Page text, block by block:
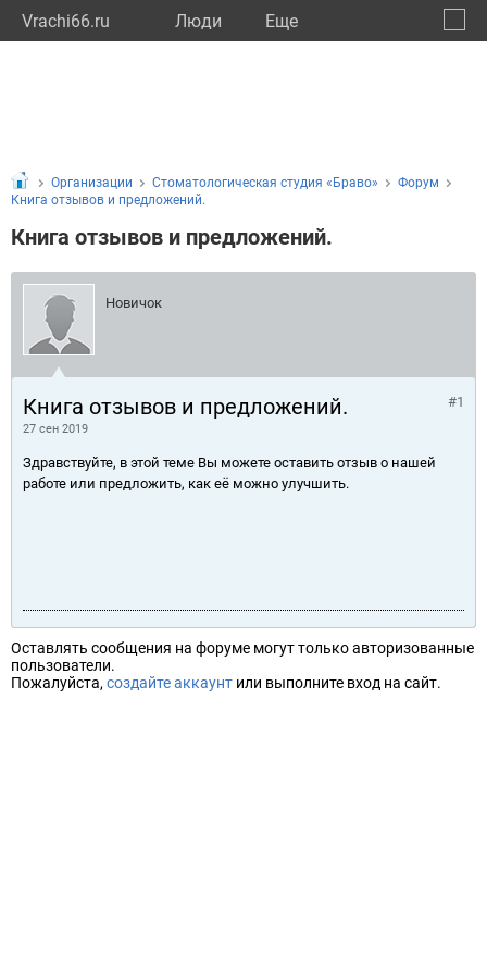
Vrachi66.ru Люди Eще
Организации Стоматологическая студия «Браво»
Форум
Книга отзывов и предложений.
Книга отзывов и предложений.
Новичок
Книга отзывов и предложений.
27 сен 2019
#1
Здравствуйте, в этой теме Вы можете оставить отзыв о нашей
работе или предложить, как её можно улучшить.
Оставлять сообщения на форуме могут только авторизованные
пользователи.
Пожалуйста, создайте аккаунт или выполните вход на сайт.